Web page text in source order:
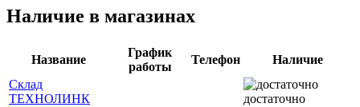
Наличие в магазинах
Название
График
работы
Телефон
Наличие
Склад
ТЕХНОЛИНК
достаточно